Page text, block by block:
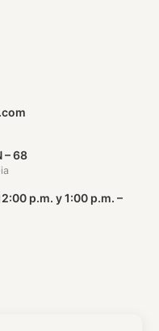
– 68
p.m. y 1:00 p.m. –